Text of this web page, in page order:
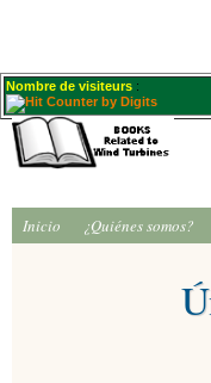
Nombre de visiteurs :
Inicio ¿Quiénes somos?